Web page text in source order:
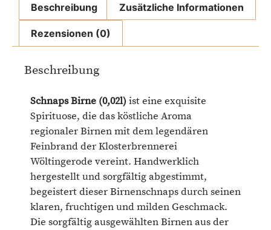
Beschreibung Zusätzliche Informationen
Rezensionen (0)
Beschreibung
Schnaps Birne (0,02l) ist eine exquisite
Spirituose, die das köstliche Aroma
regionaler Birnen mit dem legendären
Feinbrand der Klosterbrennerei
Wöltingerode vereint. Handwerklich
hergestellt und sorgfältig abgestimmt,
begeistert dieser Birnenschnaps durch seinen
klaren, fruchtigen und milden Geschmack.
Die sorgfältig ausgewählten Birnen aus der